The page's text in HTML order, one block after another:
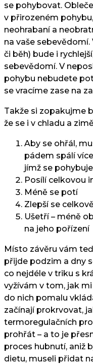
se pohybovat.
v přirozeném
neohrabaní a
na vaše
či běh) bude i
sebevědomí. V
pohybu nebudete
se vracíme zase na
Takže si zopakujme
že se i v chladu a
Aby se ohřál,
pádem spálí
jímž se pohybuje
Posílí celkovou
Méně se potí
Zlepší se
Ušetří – méně
na jeho pořízení
Místo závěru vám
přijde podzim a dny
co nejdéle v triku s
vyžívám v tom, jak
do nich pomalu
začínají prokrvovat,
termoregulačních
prohřát – a to je
proces hubnutí, aniž
dietu, museli přidat